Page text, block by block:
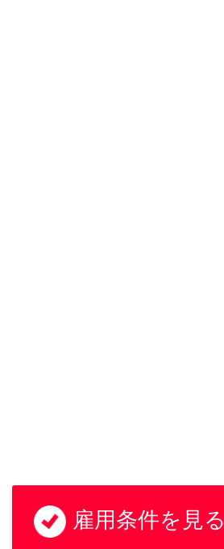
雇用条件を見る